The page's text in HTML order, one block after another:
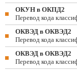
ОКУН в ОКПД2
Перевод кода
ОКВЭД в ОКВЭД2
Перевод кода
ОКВЭД в ОКВЭД2
Перевод кода